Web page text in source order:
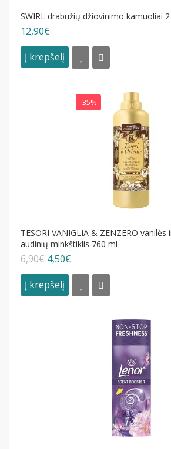
SWIRL drabužių džiovinimo kamuoliai
12,90€
Į krepšelį
-35%
TESORI VANIGLIA & ZENZERO
audinių minkštiklis 760 ml
6,90€ 4,50€
Į krepšelį